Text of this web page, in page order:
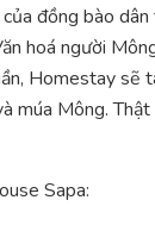
đồng bào
hoá người
Homestay sẽ
múa Mông.
Sapa: